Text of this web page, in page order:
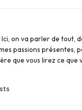
on va parler de tout,
passions présentes,
que vous lirez ce que